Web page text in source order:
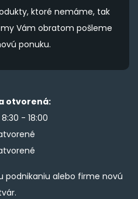
ktoré nemáme, tak
Vám obratom pošleme
ponuku.
otvorená:
- 18:00
podnikaniu alebo firme novú